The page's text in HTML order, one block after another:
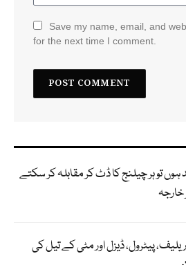
Save my name, email, and
for the next time I comment.
تو ہر چیلنج کا ڈٹ کر مقابلہ کر سکتے
خارجہ
پیٹرول، ڈیزل اور مٹی کے تیل کی